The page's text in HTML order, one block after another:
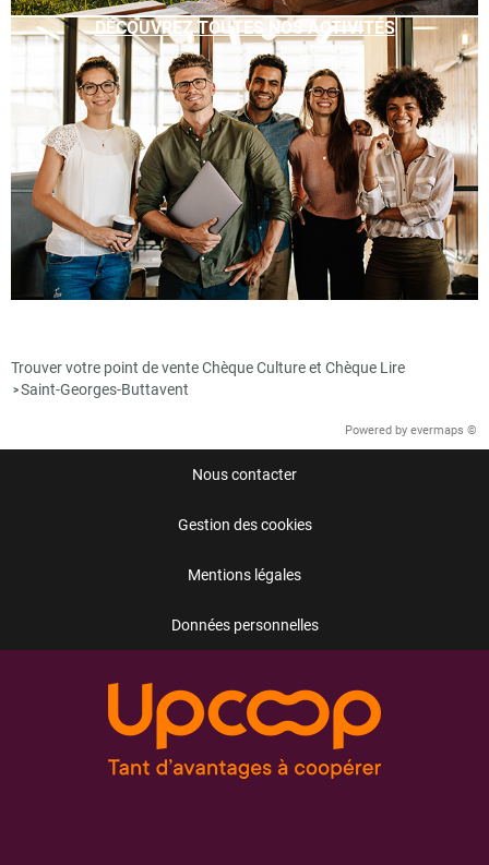
DÉCOUVREZ TOUTES NOS ACTIVITÉS
Trouver votre point de vente Chèque Culture et Chèque Lire
>Saint-Georges-Buttavent
Powered by evermaps ©
Nous contacter
Gestion des cookies
Mentions légales
Données personnelles